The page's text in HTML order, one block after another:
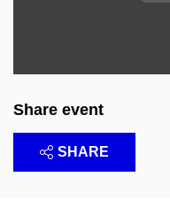
Share event
SHARE